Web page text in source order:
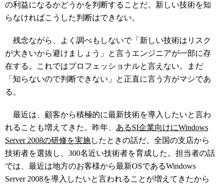
の利益になるかどうかを判断することだ。新しい技術を知
らなければこうした判断はできない。
残念ながら、よく調べもしないで「新しい技術はリスク
が大きいから避けましょう」と言うエンジニアが一部に存
在する。これではプロフェッショナルと言えない。まだ
「知らないので判断できない」と正直に言う方がマシであ
る。
最近は、顧客から積極的に最新技術を導入したいと言わ
れることも増えてきた。昨年、 あるSI企業向けにWindows
Server 2008の研修を実施したときの話だ。全国の支店から
技術者を選抜し、300名近い技術者を育成した。担当者の話
では、最近は地方のお客様から最新OSであるWindows
Server 2008を導入したいと言われることが増えてきたから